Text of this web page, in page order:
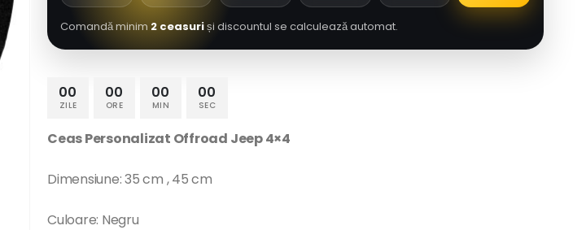
Comandă minim 2 ceasuriși discountul se calculează automat.
00
ZILE
00
ORE
00
MIN
00
SEC
Ceas Personalizat Offroad Jeep 4×4
Dimensiune: 35 cm , 45 cm
Culoare: Negru